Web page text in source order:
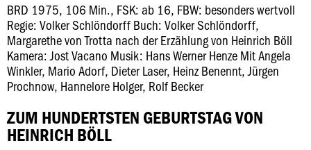
BRD 1975, 106 Min., FSK: ab 16, FBW: besonders wertvoll
Regie: Volker Schlöndorff Buch: Volker Schlöndorff,
Margarethe von Trotta nach der Erzählung von Heinrich Böll
Kamera: Jost Vacano Musik: Hans Werner Henze Mit Angela
Winkler, Mario Adorf, Dieter Laser, Heinz Benennt, Jürgen
Prochnow, Hannelore Holger, Rolf Becker
ZUM HUNDERTSTEN GEBURTSTAG VON
HEINRICH BÖLL